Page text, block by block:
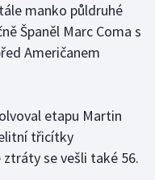
manko půldruhé
Španěl Marc Coma s
Američanem
etapu Martin
třicítky
se vešli také 56.